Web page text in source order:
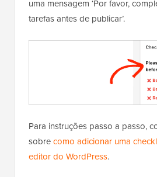
uma mensagem ‘Por favor,
tarefas antes de publicar’.
Para instruções passo a passo,
sobrecomo adicionar uma
editor do WordPress.